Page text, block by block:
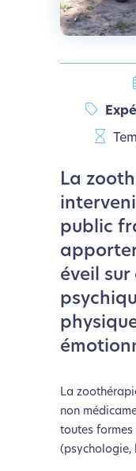
La
public
éveil
La
non
toutes
(psychologie,